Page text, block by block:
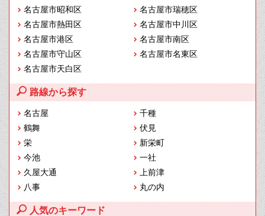
名古屋市昭和区
名古屋市瑞穂区
名古屋市熱田区
名古屋市中川区
名古屋市港区
名古屋市南区
名古屋市守山区
名古屋市名東区
名古屋市天白区
路線から探す
名古屋
千種
鶴舞
伏見
栄
新栄町
今池
一社
久屋大通
上前津
八事
丸の内
人気のキーワード